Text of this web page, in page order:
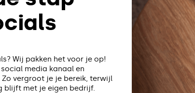
Wij pakken het voor je op!
media kanaal en
vergroot je je bereik, terwijl
blijft met je eigen bedrijf.